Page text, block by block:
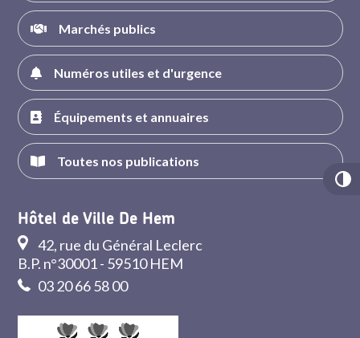
Marchés publics
Numéros utiles et d'urgence
Équipements et annuaires
Toutes nos publications
Hôtel de Ville De Hem
42, rue du Général Leclerc
B.P. n°30001 - 59510 HEM
03 20 66 58 00